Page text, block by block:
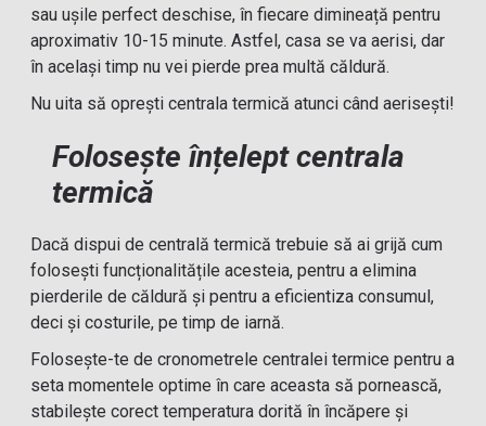
sau ușile perfect deschise, în fiecare dimineață pentru
aproximativ 10-15 minute. Astfel, casa se va aerisi, dar
în același timp nu vei pierde prea multă căldură.
Nu uita să oprești centrala termică atunci când aerisești!
Folosește înțelept centrala
termică
Dacă dispui de centrală termică trebuie să ai grijă cum
folosești funcționalitățile acesteia, pentru a elimina
pierderile de căldură și pentru a eficientiza consumul,
deci și costurile, pe timp de iarnă.
Folosește-te de cronometrele centralei termice pentru a
seta momentele optime în care aceasta să pornească,
stabilește corect temperatura dorită în încăpere și